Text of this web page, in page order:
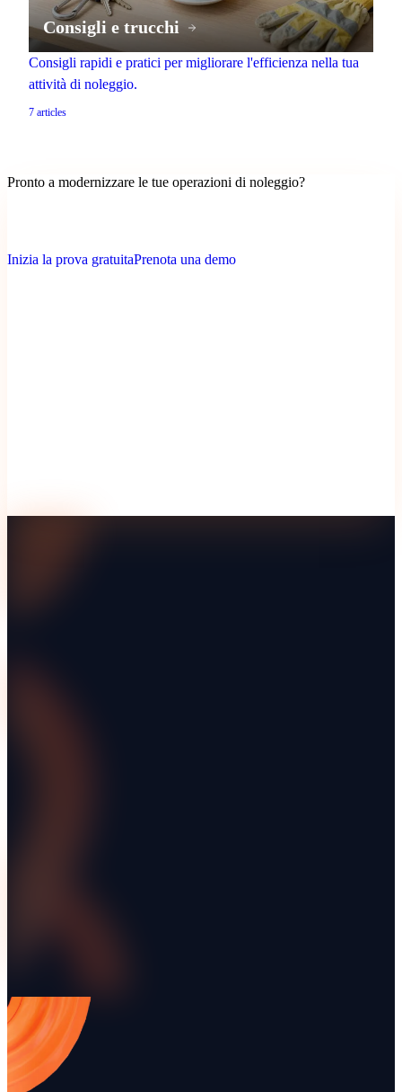
Consigli e trucchi
Consigli rapidi e pratici per migliorare l'efficienza nella tua
attività di noleggio.
7 articles
Pronto a modernizzare le tue operazioni di noleggio?
Inizia la prova gratuitaPrenota una demo